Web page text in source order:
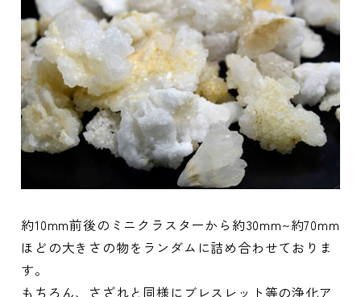
約10mm前後のミニクラスターから約30mm~約70mm
ほどの大きさの物をランダムに詰め合わせておりま
す。
もちろん、さざれと同様にブレスレット等の浄化ア